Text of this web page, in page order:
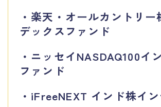
・楽天・オールカントリー
デックスファンド
・ニッセイNASDAQ100イ
ファンド
・iFreeNEXT インド株イ